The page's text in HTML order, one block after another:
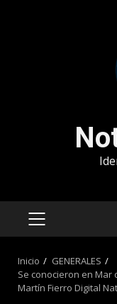
MENÚ
Inicio
GENERALES
Se conocieron en Mar
Martín Fierro Digital